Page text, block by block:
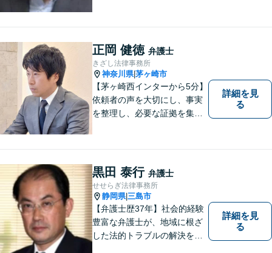
る法律問題のより良い解決策
は何か」を常に考え、アドバ
イスをいたします！
正岡 健徳 弁護士
きざし法律事務所
神奈川県|茅ヶ崎市
【茅ヶ崎西インターから5分】
依頼者の声を大切にし、事実
を整理し、必要な証拠を集め
親身に対応し、皆さまの少し
でも明るい未来のために尽力
しますのでご安心ください。
【駐車場有】
詳細を見
る
黒田 泰行 弁護士
せせらぎ法律事務所
静岡県| 三島市
【弁護士歴37年】社会的経験
豊富な弁護士が、地域に根ざ
した法的トラブルの解決を目
詳細を見
る